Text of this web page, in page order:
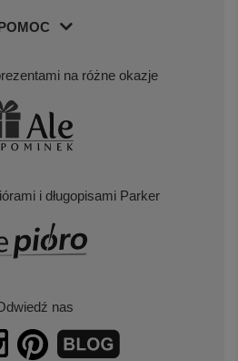
na różne okazje
i długopisami Parker
nas